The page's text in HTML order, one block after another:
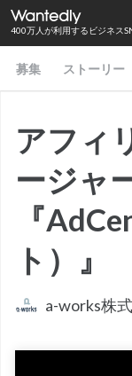
400万人が利用するビジネス
募集 ストーリー
アフィ
ージャ
『
ト）』
a-works株